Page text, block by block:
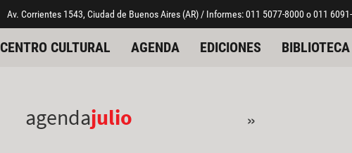
Av. Corrientes 1543, Ciudad de Buenos Aires (AR) / Informes: 011 5077-8000 o 011
CENTRO CULTURAL AGENDA EDICIONES BIBLIOTECA
agendajulio »